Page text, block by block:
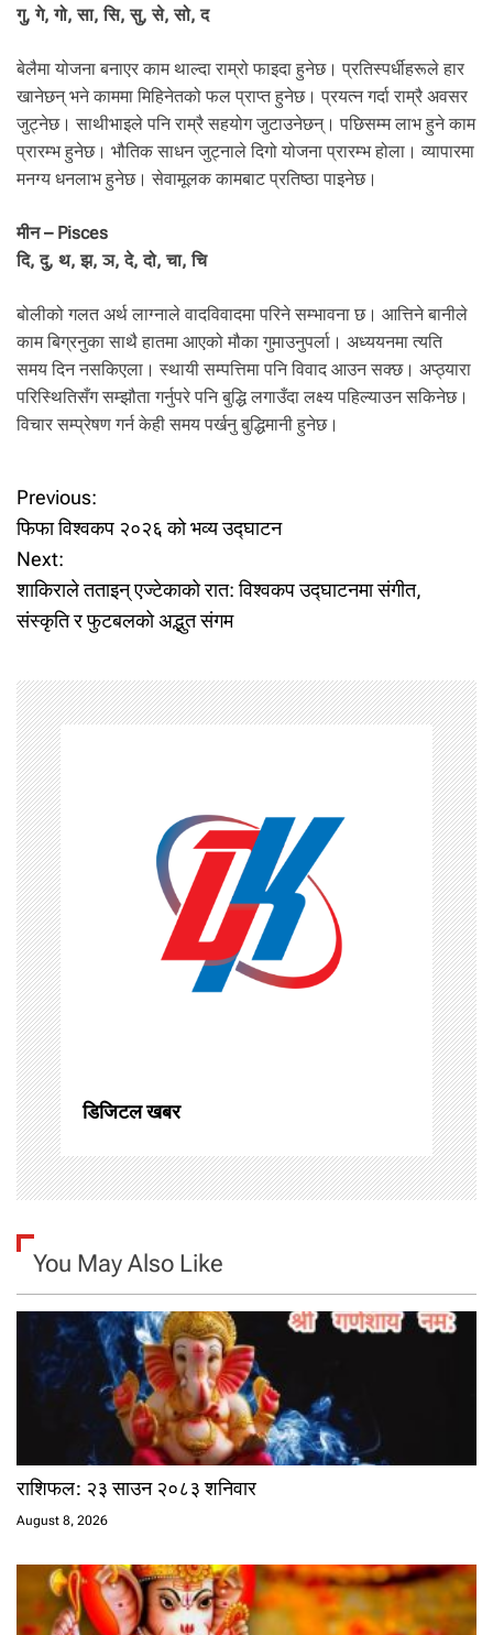
गु, गे, गो, सा, सि, सु, से, सो, द
बेलैमा योजना बनाएर काम थाल्दा राम्रो फाइदा हुनेछ। प्रतिस्पर्धीहरूले हार
खानेछन् भने काममा मिहिनेतको फल प्राप्त हुनेछ। प्रयत्न गर्दा राम्रै अवसर
जुट्नेछ। साथीभाइले पनि राम्रै सहयोग जुटाउनेछन्। पछिसम्म लाभ हुने काम
प्रारम्भ हुनेछ। भौतिक साधन जुट्नाले दिगो योजना प्रारम्भ होला। व्यापारमा
मनग्य धनलाभ हुनेछ। सेवामूलक कामबाट प्रतिष्ठा पाइनेछ।
मीन – Pisces
दि, दु, थ, झ, ञ, दे, दो, चा, चि
बोलीको गलत अर्थ लाग्नाले वादविवादमा परिने सम्भावना छ। आत्तिने बानीले
काम बिग्रनुका साथै हातमा आएको मौका गुमाउनुपर्ला। अध्ययनमा त्यति
समय दिन नसकिएला। स्थायी सम्पत्तिमा पनि विवाद आउन सक्छ। अप्ठ्यारा
परिस्थितिसँग सम्झौता गर्नुपरे पनि बुद्धि लगाउँदा लक्ष्य पहिल्याउन सकिनेछ।
विचार सम्प्रेषण गर्न केही समय पर्खनु बुद्धिमानी हुनेछ।
P
o
s
n
a
v
i
g
a
t
i
o
n
Previous:
फिफा विश्वकप २०२६ को भव्य उद्‍घाटन
Next:
शाकिराले तताइन् एज्टेकाको रात: विश्वकप उद्घाटनमा संगीत,
संस्कृति र फुटबलको अद्भुत संगम
डिजिटल खबर
You May Also Like
राशिफल: २३ साउन २०८३ शनिवार
August 8, 2026